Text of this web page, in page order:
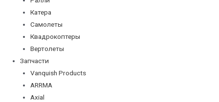
Катера
Самолеты
Квадрокоптеры
Вертолеты
Запчасти
Vanquish Products
ARRMA
Axial